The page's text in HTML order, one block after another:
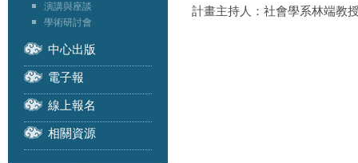
演講與座談
學術研討會
中心出版
電子報
線上報名
相關資源
計畫主持人：社會學系林端教